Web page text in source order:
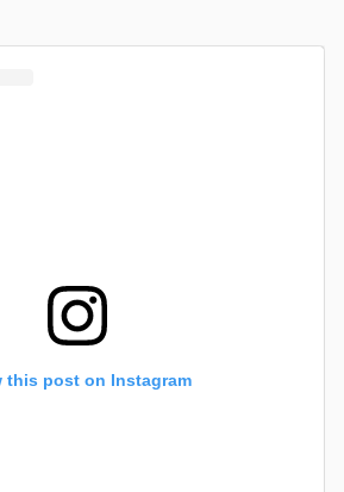
this post on Instagram